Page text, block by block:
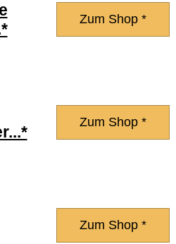
Zum Shop *
Zum Shop *
Zum Shop *